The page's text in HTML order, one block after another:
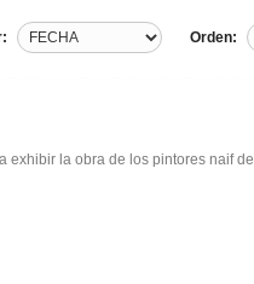
Orden:
exhibir la obra de los pintores naif del